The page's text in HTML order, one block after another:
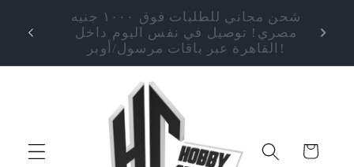
المحتوى
فقط، جودة مضمونة!
التسوق